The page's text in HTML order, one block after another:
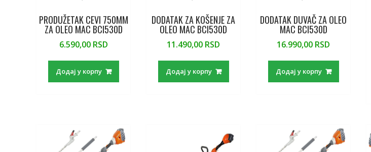
PRODUŽETAK CEVI 750MM
ZA OLEO MAC BCI530D
6.590,00 RSD
Додај у корпу
DODATAK ZA KOŠENJE ZA
OLEO MAC BCI530D
11.490,00 RSD
Додај у корпу
DODATAK DUVAČ ZA OLEO
MAC BCI530D
16.990,00 RSD
Додај у корпу